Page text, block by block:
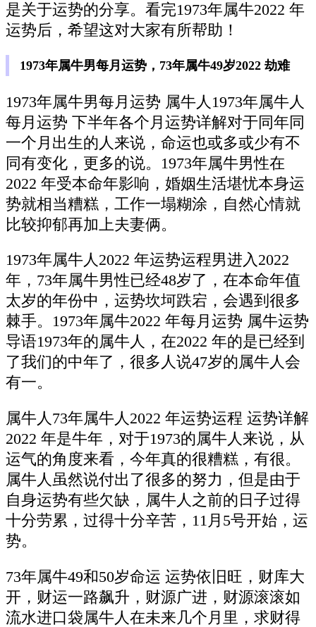
是关于运势的分享。看完1973年属牛2022 年
运势后，希望这对大家有所帮助！
1973年属牛男每月运势，73年属牛49岁2022 劫难
1973年属牛男每月运势 属牛人1973年属牛人
每月运势 下半年各个月运势详解对于同年同
一个月出生的人来说，命运也或多或少有不
同有变化，更多的说。1973年属牛男性在
2022 年受本命年影响，婚姻生活堪忧本身运
势就相当糟糕，工作一塌糊涂，自然心情就
比较抑郁再加上夫妻俩。
1973年属牛人2022 年运势运程男进入2022
年，73年属牛男性已经48岁了，在本命年值
太岁的年份中，运势坎坷跌宕，会遇到很多
棘手。1973年属牛2022 年每月运势 属牛运势
导语1973年的属牛人，在2022 年的是已经到
了我们的中年了，很多人说47岁的属牛人会
有一。
属牛人73年属牛人2022 年运势运程 运势详解
2022 年是牛年，对于1973的属牛人来说，从
运气的角度来看，今年真的很糟糕，有很。
属牛人虽然说付出了很多的努力，但是由于
自身运势有些欠缺，属牛人之前的日子过得
十分劳累，过得十分辛苦，11月5号开始，运
势。
73年属牛49和50岁命运 运势依旧旺，财库大
开，财运一路飙升，财源广进，财源滚滚如
流水进口袋属牛人在未来几个月里，求财得